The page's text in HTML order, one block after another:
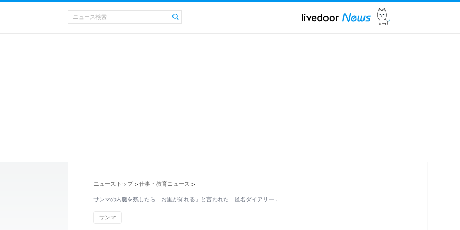
ニューストップ > 仕事・教育ニュース >
サンマの内臓を残したら「お里が知れる」と言われた 匿名ダイアリー…
サンマ